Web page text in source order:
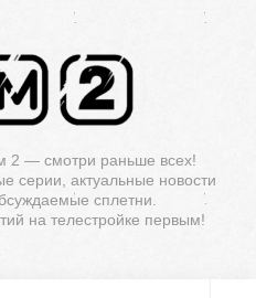
2 — смотри раньше всех!
серии, актуальные новости
сплетни.
на телестройке первым!